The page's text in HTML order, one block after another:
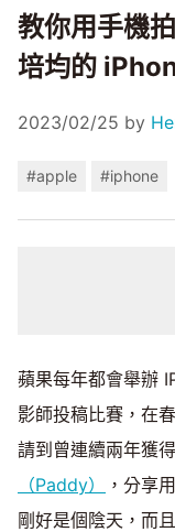
教你用手機
培均的
2023/02/25 by
#apple #iphone
蘋果每年都會舉辦
影師投稿比賽，在
請到曾連續兩年獲
（Paddy）
，分享
剛好是個陰天，而